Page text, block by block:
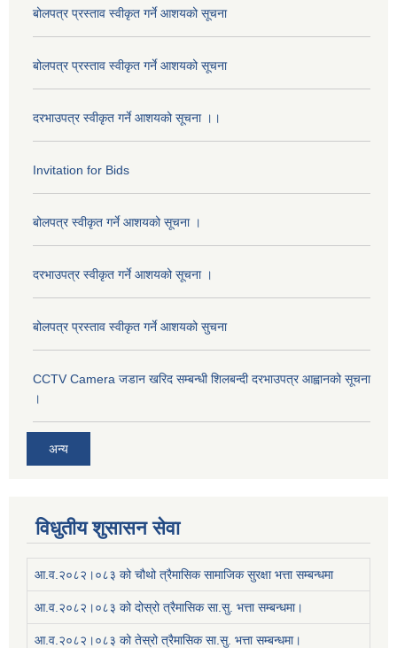
बोलपत्र प्रस्ताव स्वीकृत गर्ने आशयको सूचना
बोलपत्र प्रस्ताव स्वीकृत गर्ने आशयको सूचना
दरभाउपत्र स्वीकृत गर्ने आशयको सूचना ।।
Invitation for Bids
बोलपत्र स्वीकृत गर्ने आशयको सूचना ।
दरभाउपत्र स्वीकृत गर्ने आशयको सूचना ।
बोलपत्र प्रस्ताव स्वीकृत गर्ने आशयको सुचना
CCTV Camera जडान खरिद सम्बन्धी शिलबन्दी दरभाउपत्र आह्वानको सूचना
।
अन्य
विधुतीय शुसासन सेवा
आ.व.२०८२।०८३ को चौथो त्रैमासिक सामाजिक सुरक्षा भत्ता सम्बन्धमा
आ.व.२०८२।०८३ को दोस्रो त्रैमासिक सा.सु. भत्ता सम्बन्धमा।
आ.व.२०८२।०८३ को तेस्रो त्रैमासिक सा.सु. भत्ता सम्बन्धमा।